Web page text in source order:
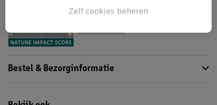
Dit product heeft (nog) geen Nature
Bestel & Bezorginformatie
Zelf cookies beheren